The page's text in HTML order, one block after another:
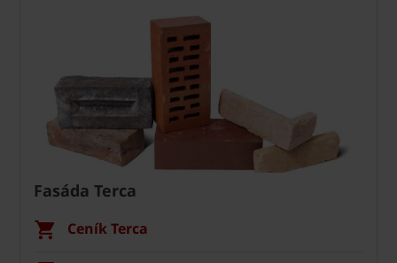
Fasáda Terca
Ceník Terca